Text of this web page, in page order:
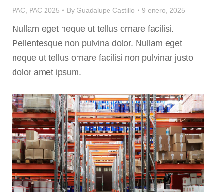
PAC PAC 2025 By Guadalupe Castillo 9 enero, 2025
Nullam eget neque ut tellus ornare facilisi.
Pellentesque non pulvina dolor. Nullam eget
neque ut tellus ornare facilisi non pulvinar justo
dolor amet ipsum.